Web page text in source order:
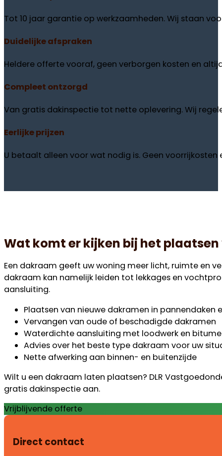
Tot 10 jaar garantie op werkzaamheden. Wij staan
Duidelijkeafspraken
Heldere offerte vooraf, geen verborgen kosten en
Compleet ontzorgd
Van gratis dakinspectie tot nette oplevering. Wij
Eerlijkeprijzen
U betaalt alleen voor wat nodig is. Geen
Wat komt er kijken bij het
Een dakraam geeft uw woning meer licht, ruimte en
dakraam kan namelijk leiden tot lekkages en
aansluiting.
Plaatsen van nieuwe dakramen in pannendaken
Vervangen van oude of beschadigde dakramen
Waterdichte aansluiting met loodwerk en
Advies over het beste type dakraam voor uw
Nette afwerking aan binnen- en buitenzijde
Wilt u een dakraam laten plaatsen? DLR
gratis dakinspectie aan.
Vrijblijvende offerte
Direct contact